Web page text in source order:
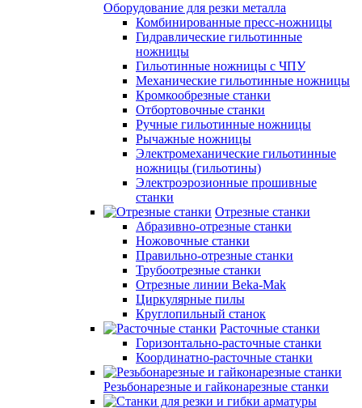
Оборудование для резки металла
Комбинированные пресс-ножницы
Гидравлические гильотинные
ножницы
Гильотинные ножницы с ЧПУ
Механические гильотинные ножницы
Кромкообрезные станки
Отбортовочные станки
Ручные гильотинные ножницы
Рычажные ножницы
Электромеханические гильотинные
ножницы (гильотины)
Электроэрозионные прошивные
станки
Отрезные станки
Абразивно-отрезные станки
Ножовочные станки
Правильно-отрезные станки
Трубоотрезные станки
Отрезные линии Beka-Mak
Циркулярные пилы
Круглопильный станок
Расточные станки
Горизонтально-расточные станки
Координатно-расточные станки
Резьбонарезные и гайконарезные станки